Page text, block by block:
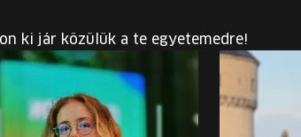
ki jár közülük a te egyetemedre!